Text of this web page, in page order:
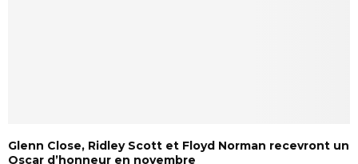
Glenn Close, Ridley Scott et Floyd Norman recevront un
Oscar d’honneur en novembre